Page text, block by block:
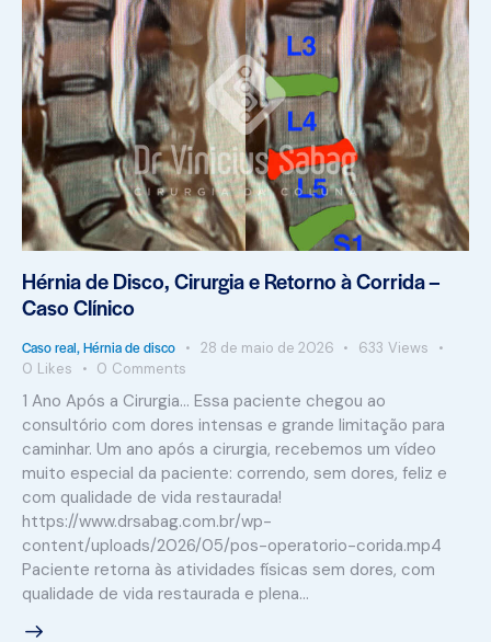
Hérnia de Disco, Cirurgia e Retorno à Corrida –
Caso Clínico
Caso real,Hérnia de disco 28 de maio de 2026 633 Views
0 Likes 0 Comments
1 Ano Após a Cirurgia... Essa paciente chegou ao
consultório com dores intensas e grande limitação para
caminhar. Um ano após a cirurgia, recebemos um vídeo
muito especial da paciente: correndo, sem dores, feliz e
com qualidade de vida restaurada!
https://www.drsabag.com.br/wp-
content/uploads/2026/05/pos-operatorio-corida.mp4
Paciente retorna às atividades físicas sem dores, com
qualidade de vida restaurada e plena…